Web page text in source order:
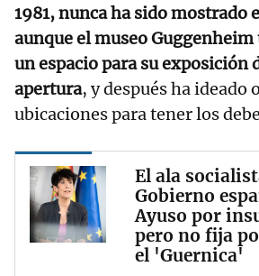
1981, nunca ha sido mostrado
aunque el museo
un espacio para su exposición
apertura, y después ha ideado
ubicaciones para tener los
El ala
Gobierno
Ayuso por
pero no fija
el 'Guernica'